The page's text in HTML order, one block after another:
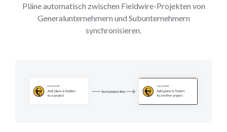
Pläne automatisch zwischen Fieldwire-Projekten von
Generalunternehmern und Subunternehmern
synchronisieren.